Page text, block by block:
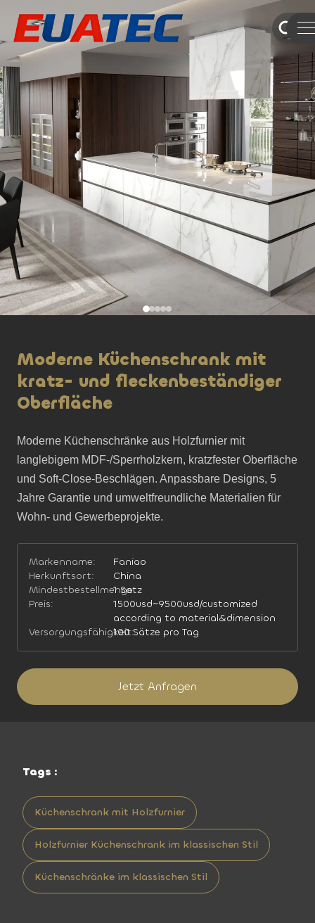
Moderne Küchenschrank mit
kratz- und fleckenbeständiger
Oberfläche
Moderne Küchenschränke aus Holzfurnier mit
langlebigem MDF-/Sperrholzkern, kratzfester Oberfläche
und Soft-Close-Beschlägen. Anpassbare Designs, 5
Jahre Garantie und umweltfreundliche Materialien für
Wohn- und Gewerbeprojekte.
Markenname:
Faniao
Herkunftsort:
China
Mindestbestellmenge:
1 Satz
Preis:
1500usd~9500usd/customized
according to material&dimension
Versorgungsfähigkeit:100 Sätze pro Tag
Jetzt Anfragen
Tags :
Küchenschrank mit Holzfurnier
Holzfurnier Küchenschrank im klassischen Stil
Küchenschränke im klassischen Stil